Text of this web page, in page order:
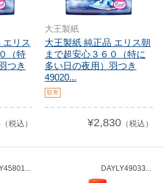
エリス
（特
つき
（税込）
大王製紙
大王製紙 純正品 エリス朝
まで超安心３６０（特に
多い日の夜用）羽つき
49020...
取寄
¥2,830（税込）
DAYLY49033...